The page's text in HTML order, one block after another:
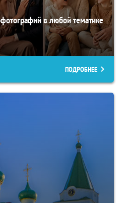
в любой тематике
ПОДРОБНЕЕ